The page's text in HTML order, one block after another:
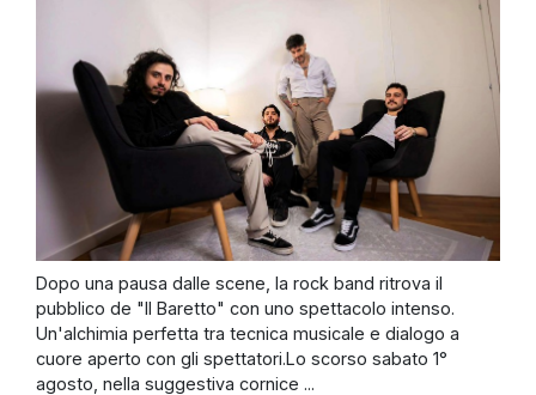
Dopo una pausa dalle scene, la rock band ritrova il
pubblico de "Il Baretto" con uno spettacolo intenso.
Un'alchimia perfetta tra tecnica musicale e dialogo a
cuore aperto con gli spettatori.Lo scorso sabato 1°
agosto, nella suggestiva cornice ...